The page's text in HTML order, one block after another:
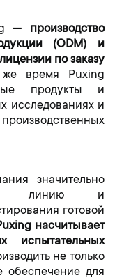
— производство
(ODM) и
по заказу
время Puxing
продукты и
исследованиях и
значительно
линию и
готовой
насчитывает
испытательных
не только
обеспечение для